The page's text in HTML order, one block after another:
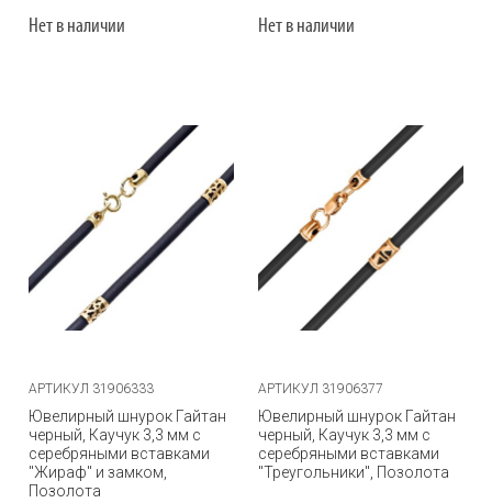
Нет в наличии Нет в наличии
АРТИКУЛ 31906333
Ювелирный шнурок Гайтан
черный, Каучук 3,3 мм с
серебряными вставками
"Жираф" и замком,
Позолота
АРТИКУЛ 31906377
Ювелирный шнурок Гайтан
черный, Каучук 3,3 мм с
серебряными вставками
"Треугольники", Позолота